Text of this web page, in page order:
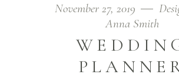
November 27, 2019
Anna Smith